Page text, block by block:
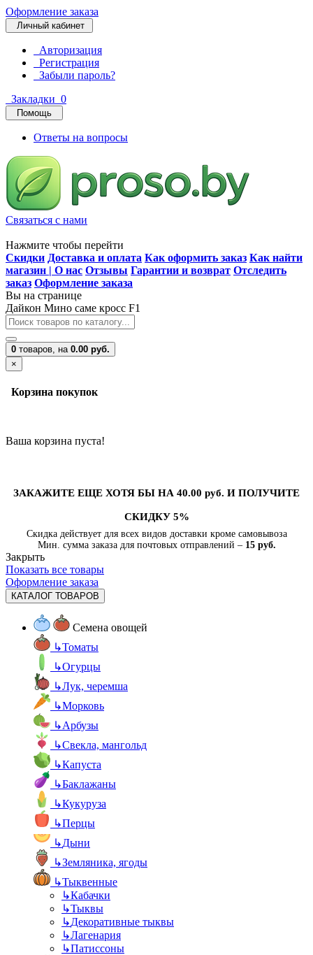
Оформление заказа
Личный кабинет
Авторизация
Регистрация
Забыли пароль?
Закладки 0
Помощь
Ответы на вопросы
Связаться с нами
Нажмите чтобы перейти
Скидки Доставка и оплата Как оформить заказ Как найти
магазин | О нас Отзывы Гарантии и возврат Отследить
заказ Оформление заказа
Вы на странице
Дайкон Мино саме кросс F1
0 товаров, на 0.00 руб.
×
Корзина покупок
Ваша корзина пуста!
ЗАКАЖИТЕ ЕЩЕ ХОТЯ БЫ НА 40.00 руб. И ПОЛУЧИТЕ
СКИДКУ 5%
Скидка действует для всех видов доставки кроме самовывоза
Мин. сумма заказа для почтовых отправлений – 15 руб.
Закрыть
Показать все товары
Оформление заказа
КАТАЛОГ ТОВАРОВ
Семена овощей
↳Томаты
↳Огурцы
↳Лук, черемша
↳Морковь
↳Арбузы
↳Свекла, мангольд
↳Капуста
↳Баклажаны
↳Кукуруза
↳Перцы
↳Дыни
↳Земляника, ягоды
↳Тыквенные
↳Кабачки
↳Тыквы
↳Декоративные тыквы
↳Лагенария
↳Патиссоны